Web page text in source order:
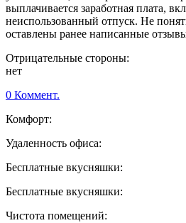
выплачивается заработная плата,
неиспользованный отпуск. Не
оставлены ранее написанные
Отрицательные стороны:
нет
0 Коммент.
Комфорт:
Удаленность офиса:
Бесплатные вкусняшки:
Бесплатные вкусняшки:
Чистота помещений: